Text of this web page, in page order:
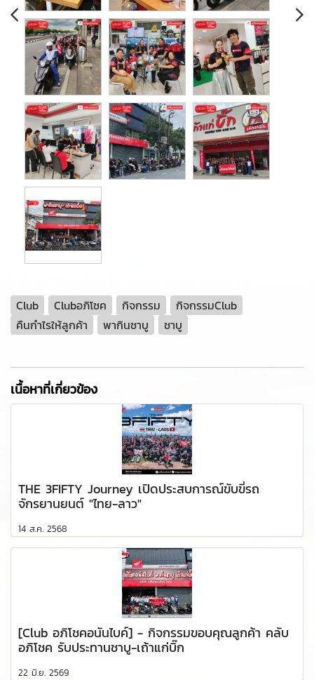
Club Clubอภิโชค กิจกรรม
กิจกรรมClub
คืนกำไรให้ลูกค้า
พากินชาบู ชาบู
เนื้อหาที่เกี่ยวข้อง
THE 3FIFTY Journey เปิดประสบการณ์ขับขี่รถ
จักรยานยนต์ "ไทย-ลาว"
14 ส.ค. 2568
[Club อภิโชคอนันไบค์] - กิจกรรมขอบคุณลูกค้า คลับ
อภิโชค รับประทานชาบู-เถ้าแก่บิ๊ก
22 มิ.ย. 2569